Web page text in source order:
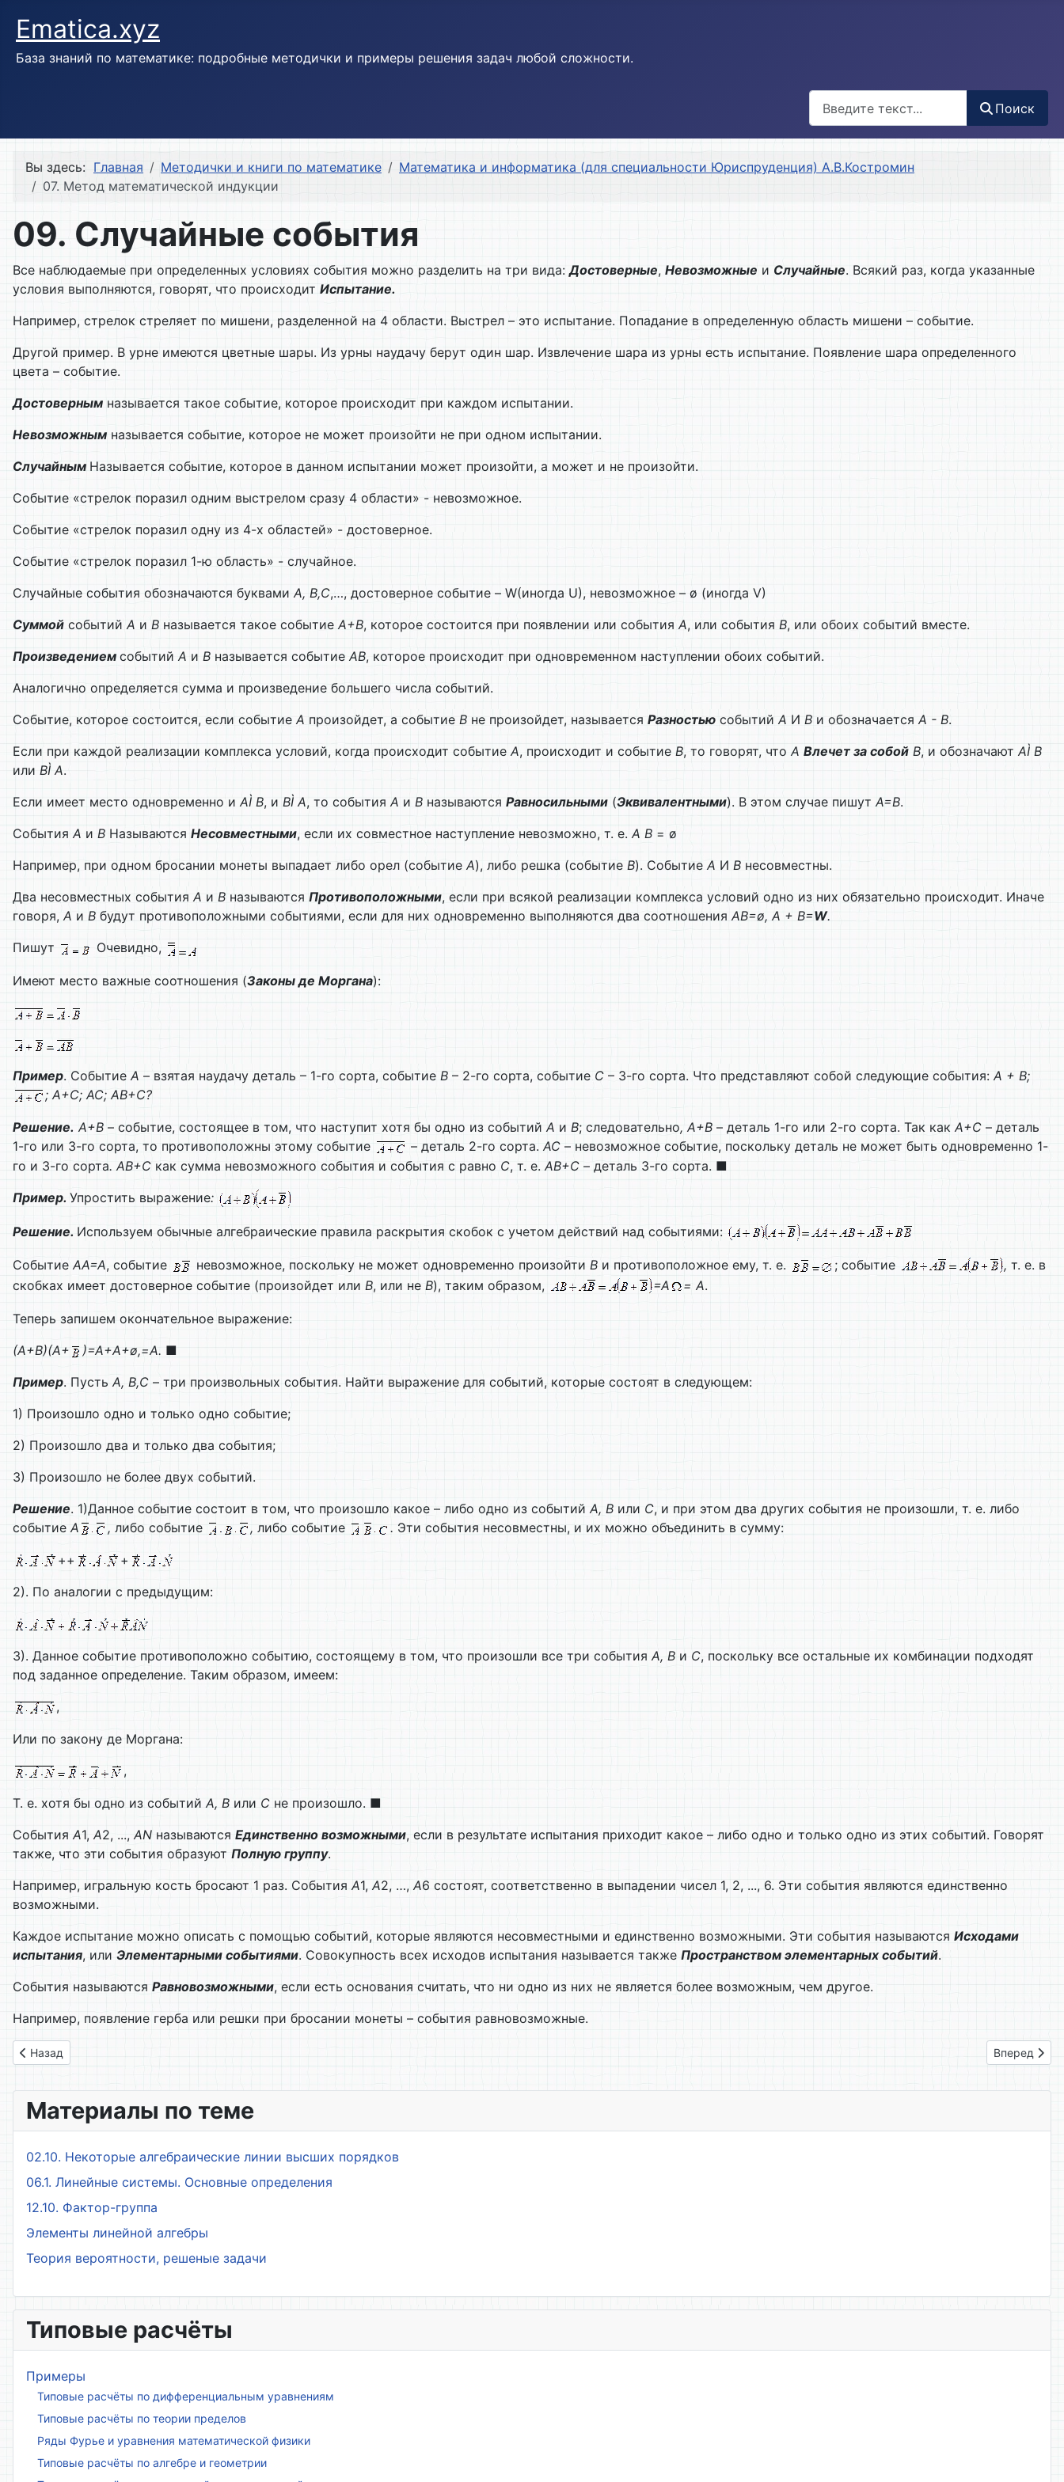
Ematica.xyz
База знаний по математике: подробные методички и примеры решения задач любой сложности.
Поиск
Вы здесь: Главная Методички и книги по математике
Математика и информатика (для специальности Юриспруденция) А.В.Костромин
07. Метод математической индукции
09. Случайные события
Все наблюдаемые при определенных условиях события можно разделить на три вида:Достоверные, Невозможные и Случайные. Всякий раз, когда указанные
условия выполняются, говорят, что происходит Испытание.
Например, стрелок стреляет по мишени, разделенной на 4 области. Выстрел – это испытание. Попадание в определенную область мишени – событие.
Другой пример. В урне имеются цветные шары. Из урны наудачу берут один шар. Извлечение шара из урны есть испытание. Появление шара определенного
цвета – событие.
Достоверным называется такое событие, которое происходит при каждом испытании.
Невозможным называется событие, которое не может произойти не при одном испытании.
Случайным Называется событие, которое в данном испытании может произойти, а может и не произойти.
Событие «стрелок поразил одним выстрелом сразу 4 области» - невозможное.
Событие «стрелок поразил одну из 4-х областей» - достоверное.
Событие «стрелок поразил 1-ю область» - случайное.
Случайные события обозначаются буквами А, В,С,…, достоверное событие – W(иногда U), невозможное – ø (иногда V)
Суммой событий А и В называется такое событиеА+В, которое состоится при появлении или событияА, или события В, или обоих событий вместе.
Произведением событийА и В называется событиеАВ, которое происходит при одновременном наступлении обоих событий.
Аналогично определяется сумма и произведение большего числа событий.
Событие, которое состоится, если событиеА произойдет, а событие В не произойдет, называется Разностью событийА И В и обозначаетсяА - В.
Если при каждой реализации комплекса условий, когда происходит событие А, происходит и событие В, то говорят, что А Влечет за собой В, и обозначают АÌ В
или ВÌ А.
Если имеет место одновременно и АÌ В, и ВÌ А, то события А и В называются Равносильными (Эквивалентными). В этом случае пишутА=В.
СобытияА и В Называются Несовместными, если их совместное наступление невозможно, т. е.А В = ø
Например, при одном бросании монеты выпадает либо орел (событие А), либо решка (событие В). СобытиеА И В несовместны.
Два несовместных событияА и В называются Противоположными, если при всякой реализации комплекса условий одно из них обязательно происходит. Иначе
говоря,А и В будут противоположными событиями, если для них одновременно выполняются два соотношенияАВ=ø, А + В=W.
Пишут
Очевидно,
Имеют место важные соотношения (Законы де Моргана):
Пример. СобытиеА – взятая наудачу деталь – 1-го сорта, событие В – 2-го сорта, событие С – 3-го сорта. Что представляют собой следующие события:А + В;
; А+С; АС; АВ+С?
Решение. А+В – событие, состоящее в том, что наступит хотя бы одно из событийА и В; следовательно, А+В – деталь 1-го или 2-го сорта. Так как А+С – деталь
1-го или 3-го сорта, то противоположны этому событие
– деталь 2-го сорта.АС – невозможное событие, поскольку деталь не может быть одновременно 1-
го и 3-го сорта.АВ+С как сумма невозможного события и события с равно С, т. е.АВ+С – деталь 3-го сорта. ■
Пример. Упростить выражение:
Решение. Используем обычные алгебраические правила раскрытия скобок с учетом действий над событиями:
Событие АА=А, событие невозможное, поскольку не может одновременно произойти В и противоположное ему, т. е. ; событие , т. е. в
скобках имеет достоверное событие (произойдет или В, или не В), таким образом, =А = А.
Теперь запишем окончательное выражение:
(А+В)(А+
)=А+А+ø,=А. ■
Пример. ПустьА, В,С – три произвольных события. Найти выражение для событий, которые состоят в следующем:
1) Произошло одно и только одно событие;
2) Произошло два и только два события;
3) Произошло не более двух событий.
Решение. 1)Данное событие состоит в том, что произошло какое – либо одно из событийА, В или С, и при этом два других события не произошли, т. е. либо
событие А , либо событие , либо событие . Эти события несовместны, и их можно объединить в сумму:
++ +
2). По аналогии с предыдущим:
3). Данное событие противоположно событию, состоящему в том, что произошли все три события А, В и С, поскольку все остальные их комбинации подходят
под заданное определение. Таким образом, имеем:
,
Или по закону де Моргана:
,
Т. е. хотя бы одно из событий А, В или С не произошло. ■
События А1, А2, ..., АN называются Единственно возможными, если в результате испытания приходит какое – либо одно и только одно из этих событий. Говорят
также, что эти события образуют Полную группу.
Например, игральную кость бросают 1 раз. События А1, А2, …, А6 состоят, соответственно в выпадении чисел 1, 2, ..., 6. Эти события являются единственно
возможными.
Каждое испытание можно описать с помощью событий, которые являются несовместными и единственно возможными. Эти события называются Исходами
испытания, или Элементарными событиями. Совокупность всех исходов испытания называется также Пространством элементарных событий.
События называются Равновозможными, если есть основания считать, что ни одно из них не является более возможным, чем другое.
Например, появление герба или решки при бросании монеты – события равновозможные.
Предыдущий: 08. Перестановки, размещения, , сочетания
Назад Следующий:
Вперед
Материалы по теме
02.10. Некоторые алгебраические линии высших порядков
06.1. Линейные системы. Основные определения
12.10. Фактор-группа
Элементы линейной алгебры
Теория вероятности, решеные задачи
Типовые расчёты
Примеры
Типовые расчёты по дифференциальным уравнениям
Типовые расчёты по теории пределов
Ряды Фурье и уравнения математической физики
Типовые расчёты по алгебре и геометрии